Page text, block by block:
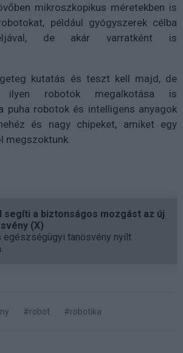
mikroszkopikus méretekben is
például gyógyszerek célba
de akár varratként is
kutatás és teszt kell majd, de
robotok megalkotása is
puha robotok és intelligens anyagok
és nagy chipeket, amiket egy
megszoktunk.
segíti a biztonságos mozgást az új
(X)
egészségügyi tanösvény nyílt
#robot #robotika